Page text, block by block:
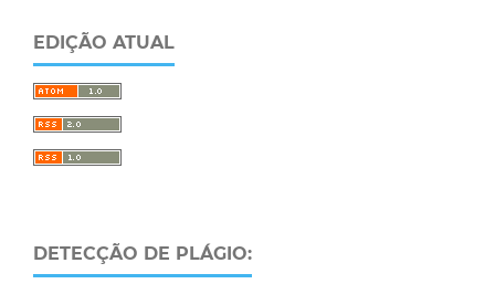
EDIÇÃO ATUAL
DETECÇÃO DE PLÁGIO: